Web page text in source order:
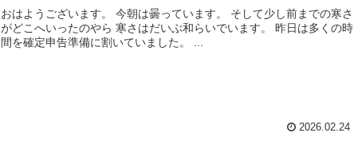
おはようございます。 今朝は曇っています。 そして少し前までの寒さ
がどこへいったのやら 寒さはだいぶ和らいでいます。 昨日は多くの時
間を確定申告準備に割いていました。 ...
2026.02.24